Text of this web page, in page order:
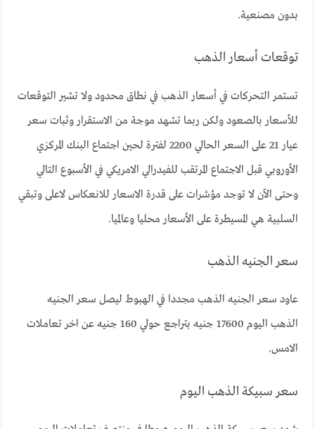
بدون مصنعية.
توقعات أسعار الذهب
تستمر التحركات في أسعار الذهب في نطاق محدود ولا تشير التوقعات
للأسعار بالصعود ولكن ربما تشهد موجة من الاستقرار وثبات سعر
عيار 21 على السعر الحالي 2200 لفترة لحين اجتماع البنك المركزي
الأوروبي قبل الاجتماع المرتقب للفيدرالي الامريكي في الأسبوع التالي
وحتى الآن لا توجد مؤشرات على قدرة الاسعار للانعكاس لاعلى وتبقي
السلبية هي المسيطرة على الأسعار محليا وعالميا.
سعر الجنيه الذهب
عاود سعر الجنيه الذهب مجددا في الهبوط ليصل سعر الجنيه
الذهب اليوم 17600 جنيه بتراجع حولي 160 جنيه عن اخر تعاملات
الامس.
سعر سبيكة الذهب اليوم